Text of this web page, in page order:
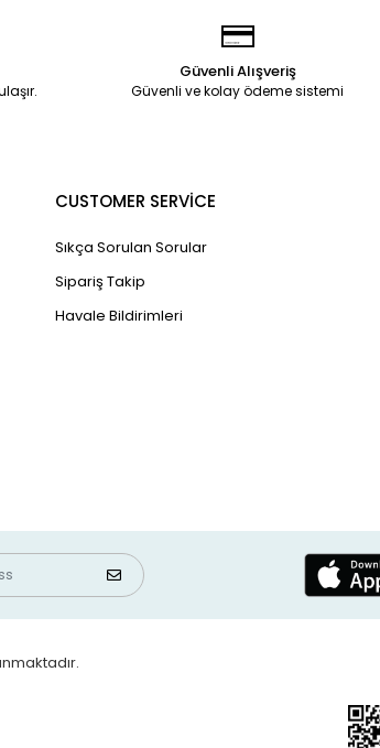
Güvenli Alışveriş
Güvenli ve kolay ödeme sistemi
CUSTOMER SERVİCE
Sıkça Sorulan Sorular
Sipariş Takip
Havale Bildirimleri